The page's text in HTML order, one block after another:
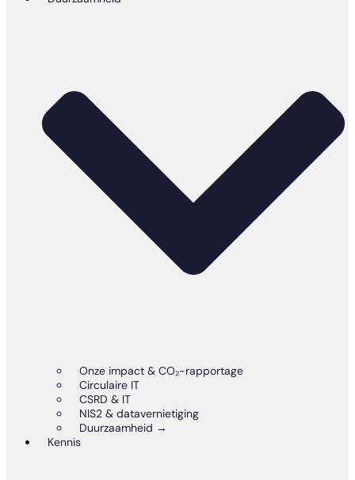
Onze impact & CO₂-rapportage
Circulaire IT
CSRD & IT
NIS2 & datavernietiging
Duurzaamheid →
Kennis